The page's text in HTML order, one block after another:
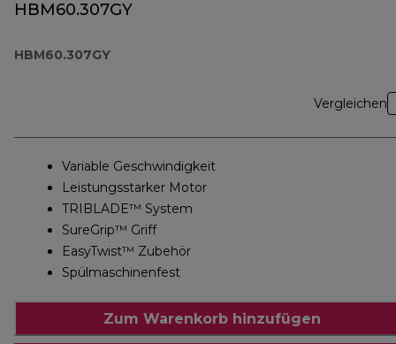
HBM60.307GY
HBM60.307GY
Vergleichen
Variable Geschwindigkeit
Leistungsstarker Motor
TRIBLADE™ System
SureGrip™ Griff
EasyTwist™ Zubehör
Spülmaschinenfest
Zum Warenkorb hinzufügen